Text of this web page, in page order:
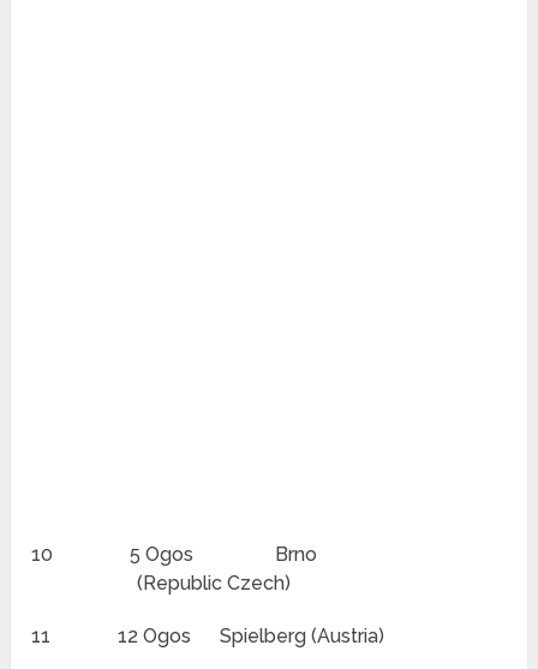
10 5 Ogos Brno
(Republic Czech)
11 12 Ogos Spielberg (Austria)